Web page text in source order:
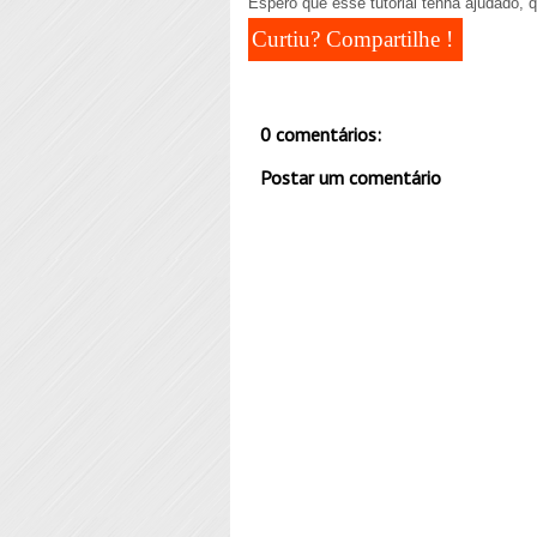
Curtiu? Compartilhe !
0 comentários:
Postar um comentário